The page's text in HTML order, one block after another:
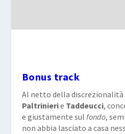
Bonus track
Al netto della discrezionalità
Paltrinierie Taddeucci,
e giustamente sul fondo,
non abbia lasciato a casa